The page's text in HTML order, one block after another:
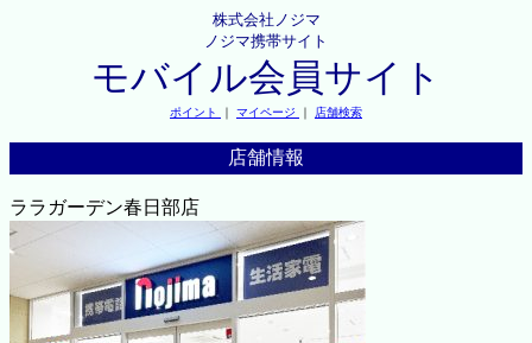
株式会社ノジマ
ノジマ携帯サイト
モバイル会員サイト
ポイント ｜ マイページ ｜ 店舗検索
店舗情報
ララガーデン春日部店